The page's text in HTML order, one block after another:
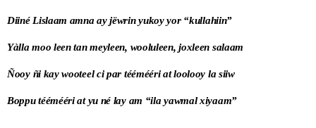
Diiné Lislaam amna ay jëwrin yukoy yor “kullahiin”
Yàlla moo leen tan meyleen, wooluleen, joxleen salaam
Ñooy ñi kay wooteel ci par téémééri at loolooy la siiw
Boppu téémééri at yu né lay am “ila yawmal xiyaam”